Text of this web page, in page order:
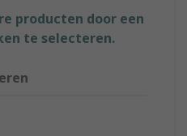
producten door een
te selecteren.